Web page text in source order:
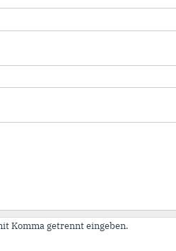
Komma getrennt eingeben.